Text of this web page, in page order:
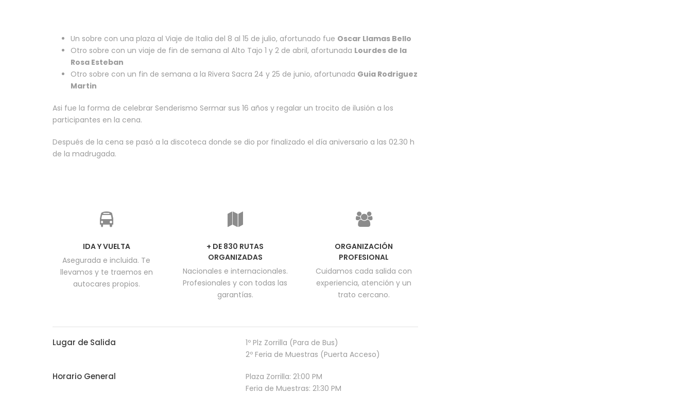
Un sobre con una plaza al Viaje de Italia del 8 al 15 de julio, afortunado fue Oscar Llamas Bello
Otro sobre con un viaje de fin de semana al Alto Tajo 1 y 2 de abril, afortunada Lourdes de la
Rosa Esteban
Otro sobre con un fin de semana a la Rivera Sacra 24 y 25 de junio, afortunada Guia Rodriguez
Martin
Asi fue la forma de celebrar Senderismo Sermar sus 16 años y regalar un trocito de ilusión a los
participantes en la cena.
Después de la cena se pasó a la discoteca donde se dio por finalizado el día aniversario a las 02.30 h
de la madrugada.
IDA Y VUELTA
Asegurada e incluida. Te
llevamos y te traemos en
autocares propios.
+ DE 830 RUTAS
ORGANIZADAS
Nacionales e internacionales.
Profesionales y con todas las
garantías.
ORGANIZACIÓN
PROFESIONAL
Cuidamos cada salida con
experiencia, atención y un
trato cercano.
Lugar de Salida
1º Plz Zorrilla (Para de Bus)
2º Feria de Muestras (Puerta Acceso)
Horario General
Plaza Zorrilla: 21:00 PM
Feria de Muestras: 21:30 PM